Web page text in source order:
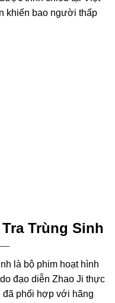
khiến bao người thấp
Trùng Sinh
là bộ phim hoạt hình
đạo diễn Zhao Ji thực
đã phối hợp với hãng